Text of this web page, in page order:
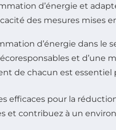
d’énergie et
des mesures mises
d’énergie dans le
et d’une
de chacun est